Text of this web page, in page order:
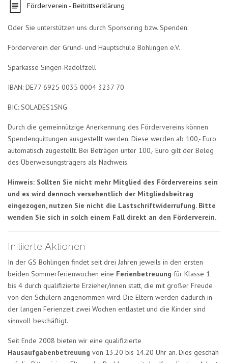
Förderverein - Beitrittserklärung
Oder Sie unterstützen uns durch Sponsoring bzw. Spenden:
Förderverein der Grund- und Hauptschule Bohlingen e.V.
Sparkasse Singen-Radolfzell
IBAN: DE77 6925 0035 0004 3237 70
BIC: SOLADES1SNG
Durch die gemeinnützige Anerkennung des Fördervereins können
Spendenquittungen ausgestellt werden. Diese werden ab 100,- Euro
automatisch zugestellt. Bei Beträgen unter 100,- Euro gilt der Beleg
des Überweisungsträgers als Nachweis.
Hinweis: Sollten Sie nicht mehr Mitglied des Fördervereins sein
und es wird dennoch versehentlich der Mitgliedsbeitrag
eingezogen, nutzen Sie nicht die Lastschriftwiderrufung. Bitte
wenden Sie sich in solch einem Fall direkt an den Förderverein.
Initiierte Aktionen
In der GS Bohlingen findet seit drei Jahren jeweils in den ersten
beiden Sommerferienwochen eine Ferienbetreuung für Klasse 1
bis 4 durch qualifizierte Erzieher/innen statt, die mit großer Freude
von den Schülern angenommen wird. Die Eltern werden dadurch in
der langen Ferienzeit zwei Wochen entlastet und die Kinder sind
sinnvoll beschäftigt.
Seit Ende 2008 bieten wir eine qualifizierte
Hausaufgabenbetreuung von 13.20 bis 14.20 Uhr an. Dies geschah